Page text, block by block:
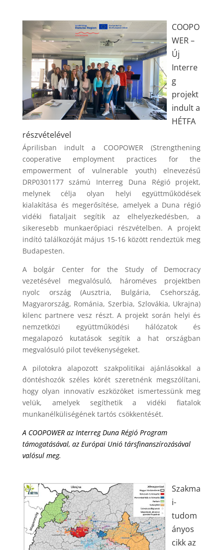
COOPO
WER –
Új
Interre
g
projekt
indult a
HÉTFA
részvételével
Áprilisban indult a COOPOWER (Strengthening
cooperative employment practices for the
empowerment of vulnerable youth) elnevezésű
DRP0301177 számú Interreg Duna Régió projekt,
melynek célja olyan helyi együttműködések
kialakítása és megerősítése, amelyek a Duna régió
vidéki fiataljait segítik az elhelyezkedésben, a
sikeresebb munkaerőpiaci részvételben. A projekt
indító találkozóját május 15-16 között rendeztük meg
Budapesten.
A bolgár Center for the Study of Democracy
vezetésével megvalósuló, hároméves projektben
nyolc ország (Ausztria, Bulgária, Csehország,
Magyarország, Románia, Szerbia, Szlovákia, Ukrajna)
kilenc partnere vesz részt. A projekt során helyi és
nemzetközi együttműködési hálózatok és
megalapozó kutatások segítik a hat országban
megvalósuló pilot tevékenységeket.
A pilotokra alapozott szakpolitikai ajánlásokkal a
döntéshozók széles körét szeretnénk megszólítani,
hogy olyan innovatív eszközöket ismertessünk meg
velük, amelyek segíthetik a vidéki fiatalok
munkanélküliségének tartós csökkentését.
A COOPOWER az Interreg Duna Régió Program
támogatásával, az Európai Unió társfinanszírozásával
valósul meg.
Szakma
i-
tudom
ányos
cikk az